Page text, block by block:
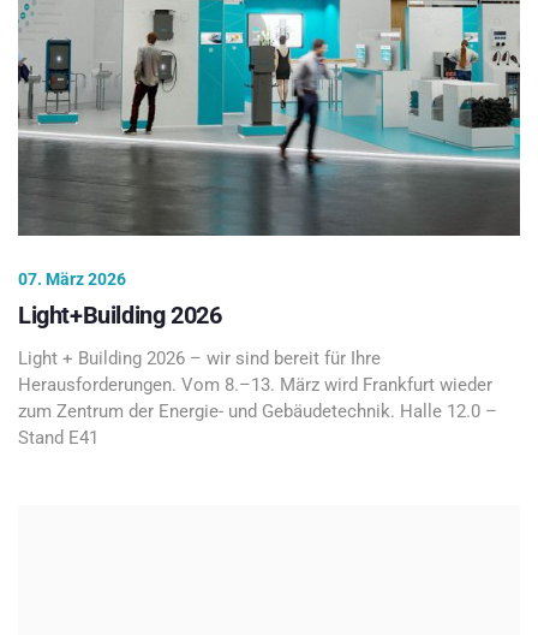
07. März 2026
Light+Building 2026
Light + Building 2026 – wir sind bereit für Ihre
Herausforderungen. Vom 8.–13. März wird Frankfurt wieder
zum Zentrum der Energie- und Gebäudetechnik. Halle 12.0 –
Stand E41